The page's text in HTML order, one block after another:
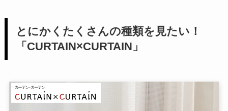
とにかくたくさんの種類を見たい！
「CURTAIN×CURTAIN」